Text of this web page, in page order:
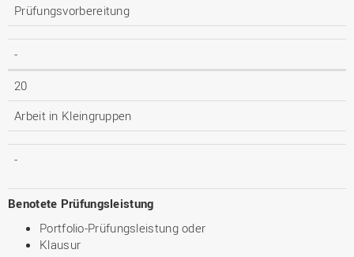
Prüfungsvorbereitung
-
20
Arbeit in Kleingruppen
-
Benotete Prüfungsleistung
Portfolio-Prüfungsleistung oder
Klausur